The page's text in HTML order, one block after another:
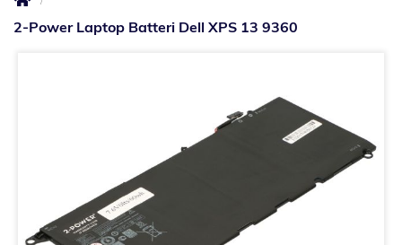
2-Power Laptop Batteri Dell XPS 13 9360